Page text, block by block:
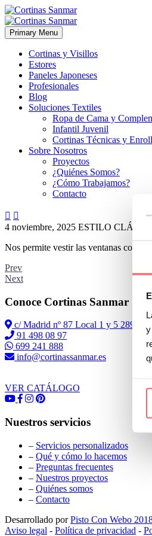
Primary Menu
Cortinas y Visillos
Estores
Paneles Japoneses
Profesionales
Blog
Soluciones Textiles
Ropa de Cama y
Infantil Juvenil
Cortinas Técnicas y
Sobre Nosotros
Proyectos
¿Quiénes Somos?
¿Cómo Trabajamos?
Contacto
 
4 noviembre, 2025 ESTILO CLÁSICO
Nos permite vestir las ventanas con
Prev
Next
Conoce Cortinas Sanmar
c/ Madrid nº 87 Local 1 y 5 28970
91 498 08 97
699 241 888
info@cortinassanmar.es
VER CATÁLOGO
Nuestros servicios
– Servicios personalizados
– Qué y cómo lo hacemos
– Preguntas frecuentes
– Nuestros proyectos
– Quiénes somos
– Contacto
Desarrollado porPisto Con Webo
Aviso legal - Política de privacidad -